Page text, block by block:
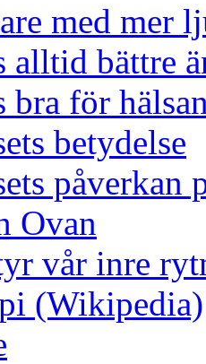
med mer
alltid bättre
bra för
betydelse
påverkan
Ovan
vår inre
(Wikipedia)